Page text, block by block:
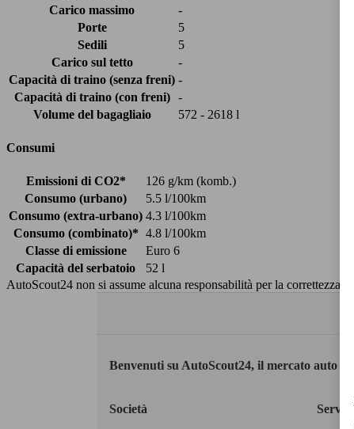
Carico massimo
-
Porte
5
Sedili
5
Carico sul tetto
-
Capacità di traino (senza freni) -
Capacità di traino (con freni)
-
Volume del bagagliaio
572 - 2618 l
Consumi
Emissioni di CO2*
126 g/km (komb.)
Consumo (urbano)
5.5 l/100km
Consumo (extra-urbano) 4.3 l/100km
Consumo (combinato)* 4.8 l/100km
Classe di emissione
Euro 6
Capacità del serbatoio
52 l
AutoScout24 non si assume alcuna responsabilità per la correttezza
Benvenuti su AutoScout24, il mercato auto
Società Servizi